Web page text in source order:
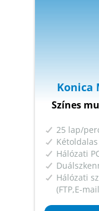
Konica
Színes
25 lap/
Hálózati
Hálózati
(FTP,E-